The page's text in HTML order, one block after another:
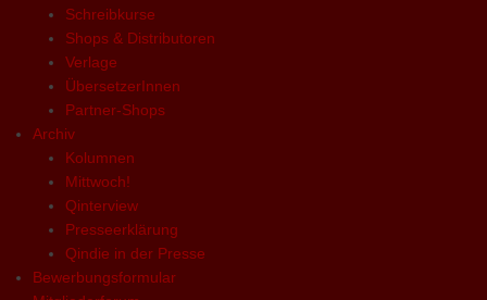
Schreibkurse
Shops & Distributoren
Verlage
ÜbersetzerInnen
Partner-Shops
Archiv
Kolumnen
Mittwoch!
Qinterview
Presseerklärung
Qindie in der Presse
Bewerbungsformular